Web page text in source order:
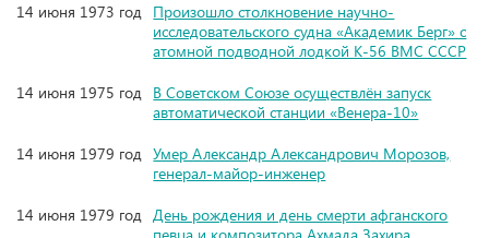
14 июня 1973 год Произошло столкновение научно-
исследовательского судна «Академик Берг» с
атомной подводной лодкой К-56 ВМС СССР
14 июня 1975 год В Советском Союзе осуществлён запуск
автоматической станции «Венера-10»
14 июня 1979 год Умер Александр Александрович Морозов,
генерал-майор-инженер
14 июня 1979 год День рождения и день смерти афганского